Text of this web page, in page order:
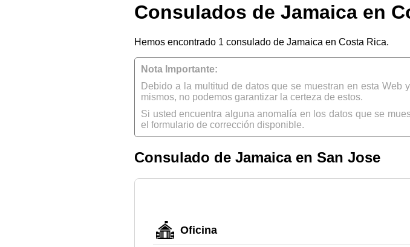
Consulados de Jamaica en
Hemos encontrado 1 consulado de Jamaica en Costa Rica.
Nota Importante:
Debido a la multitud de datos que se muestran en esta
mismos, no podemos garantizar la certeza de estos.
Si usted encuentra alguna anomalía en los datos que se
el formulario de corrección disponible.
Consulado de Jamaica en San Jose
Oficina